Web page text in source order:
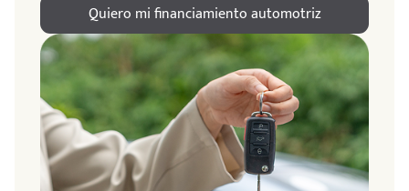
Quiero mi financiamiento automotriz